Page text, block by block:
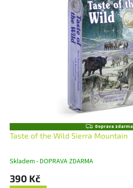
Z
D
A
A
Doprava zdarma
Taste of the Wild Sierra Mountain
Skladem - DOPRAVA ZDARMA
390 Kč